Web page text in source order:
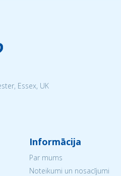
Essex, UK
Informācija
Par mums
Noteikumi un nosacījumi